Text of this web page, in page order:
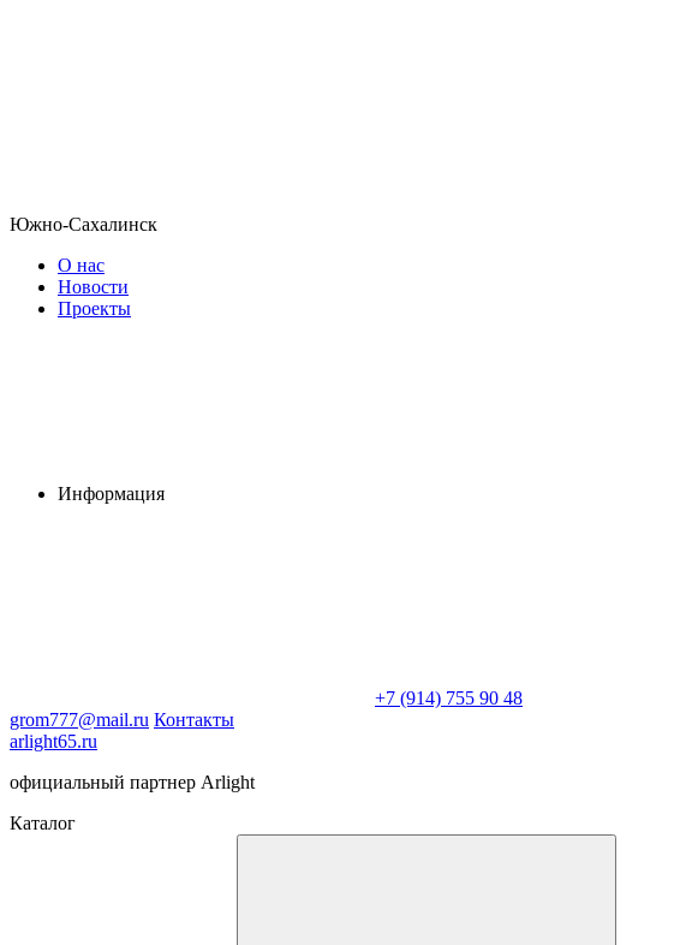
Южно-Сахалинск
О нас
Новости
Проекты
Информация
+7 (914) 755 90 48
grom777@mail.ru Контакты
arlight65.ru
официальный партнер Arlight
Каталог